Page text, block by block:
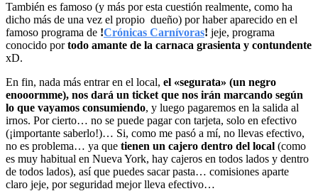
También es famoso (y más por esta cuestión realmente, como ha
dicho más de una vez el propio dueño) por haber aparecido en el
famoso programa de !Crónicas Carnívoras! jeje, programa
conocido portodo amante de la carnaca grasienta y contundente
xD.
En fin, nada más entrar en el local, el «segurata» (un negro
enooormme), nos dará un ticket que nos irán marcando según
lo que vayamos consumiendo, y luego pagaremos en la salida al
irnos. Por cierto… no se puede pagar con tarjeta, solo en efectivo
(¡importante saberlo!)… Si, como me pasó a mí, no llevas efectivo,
no es problema… ya que tienen un cajero dentro del local (como
es muy habitual en Nueva York, hay cajeros en todos lados y dentro
de todos lados), así que puedes sacar pasta… comisiones aparte
claro jeje, por seguridad mejor lleva efectivo…